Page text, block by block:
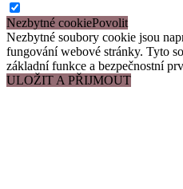
Nezbytné cookie
Nezbytné soubory cookie jsou
fungování webové stránky. Tyto
základní funkce a bezpečnostní
ULOŽIT A PŘIJMOUT